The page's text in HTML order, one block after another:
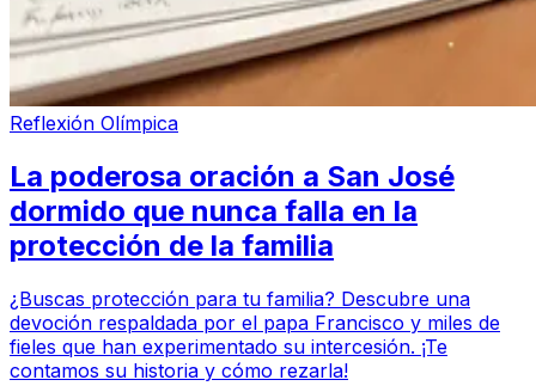
Reflexión Olímpica
La poderosa oración a San José
dormido que nunca falla en la
protección de la familia
¿Buscas protección para tu familia? Descubre una
devoción respaldada por el papa Francisco y miles de
fieles que han experimentado su intercesión. ¡Te
contamos su historia y cómo rezarla!